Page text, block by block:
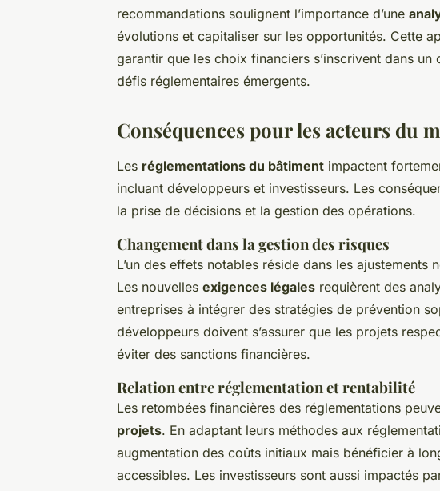
recommandations soulignent l’importance d’une
évolutions et capitaliser sur les opportunités. Cette
garantir que les choix financiers s’inscrivent dans
défis réglementaires émergents.
Conséquences pour les acteurs du
Les réglementations du bâtiment impactent
incluant développeurs et investisseurs. Les
la prise de décisions et la gestion des opérations.
Changement dans la gestion des risques
L’un des effets notables réside dans les ajustements
Les nouvelles exigences légales requièrent des
entreprises à intégrer des stratégies de prévention
développeurs doivent s’assurer que les projets
éviter des sanctions financières.
Relation entre réglementation et rentabilité
Les retombées financières des réglementations
projets. En adaptant leurs méthodes aux
augmentation des coûts initiaux mais bénéficier à
accessibles. Les investisseurs sont aussi impactés